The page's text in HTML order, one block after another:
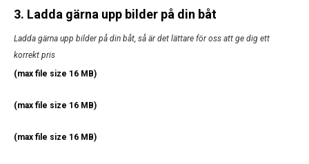
3. Ladda gärna upp bilder på din båt
Ladda gärna upp bilder på din båt, så är det lättare för oss att ge dig ett
korrekt pris
(max file size 16 MB)
(max file size 16 MB)
(max file size 16 MB)